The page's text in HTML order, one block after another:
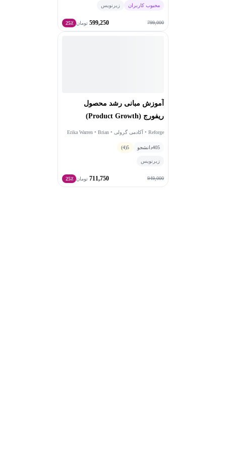
استراتژی‌های نوآورانه رشد، توسعه محصول و بهینه‌سازی
محبوب کاربران زیرنویس
799,000
599,250 تومان 25٪
آموزش مبانی رشد محصول
ریفورج (Product Growth)
Reforge • آکادمی گرولی • Erika Warren • Brian
405دانشجو 5
(4)
زیرنویس
949,000
711,750 تومان 25٪